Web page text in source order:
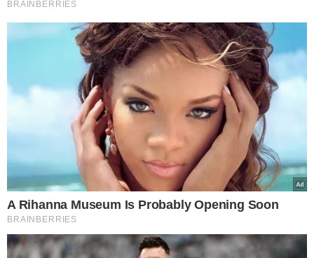
chocolate é apenas uma questão de
hábito, mas a ciência mostra que a
genética também influencia nossas
preferências alimentares. Ela ajuda a
explicar por que duas pessoas podem
experimentar o mesmo chocolate e ter
percepções completamente diferentes
sobre o sabor", afirma.